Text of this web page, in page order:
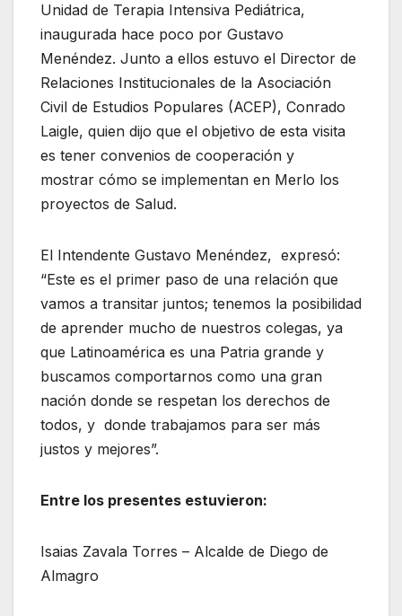
Unidad de Terapia Intensiva Pediátrica,
inaugurada hace poco por Gustavo
Menéndez. Junto a ellos estuvo el Director de
Relaciones Institucionales de la Asociación
Civil de Estudios Populares (ACEP), Conrado
Laigle, quien dijo que el objetivo de esta visita
es tener convenios de cooperación y
mostrar cómo se implementan en Merlo los
proyectos de Salud.
El Intendente Gustavo Menéndez, expresó:
“Este es el primer paso de una relación que
vamos a transitar juntos; tenemos la posibilidad
de aprender mucho de nuestros colegas, ya
que Latinoamérica es una Patria grande y
buscamos comportarnos como una gran
nación donde se respetan los derechos de
todos, y donde trabajamos para ser más
justos y mejores”.
Entre los presentes estuvieron:
Isaias Zavala Torres – Alcalde de Diego de
Almagro